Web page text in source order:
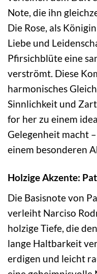
Note, die ihn
Die Rose, als
Liebe und
Pfirsichblüte eine
verströmt. Diese
harmonisches
Sinnlichkeit und
for her zu einem
Gelegenheit macht
einem besonderen
Holzige Akzente:
Die Basisnote von
verleiht Narciso
holzige Tiefe, die
lange Haltbarkeit
erdigen und leicht